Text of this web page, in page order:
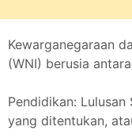
Kewarganegaraan
(WNI) berusia
Pendidikan:
yang ditentukan,